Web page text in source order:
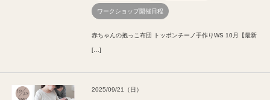
ワークショップ開催日程
赤ちゃんの抱っこ布団 トッポンチーノ手作りWS 10月【最新
[…]
2025/09/21（日）